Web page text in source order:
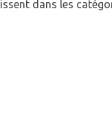
dans les